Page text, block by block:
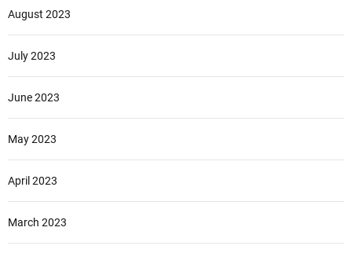
August 2023
July 2023
June 2023
May 2023
April 2023
March 2023